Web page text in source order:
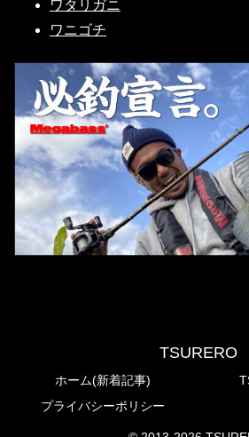
ワタリガニ
ワニゴチ
TSURERO
ホーム(新着記事)
プライバシーポリシー